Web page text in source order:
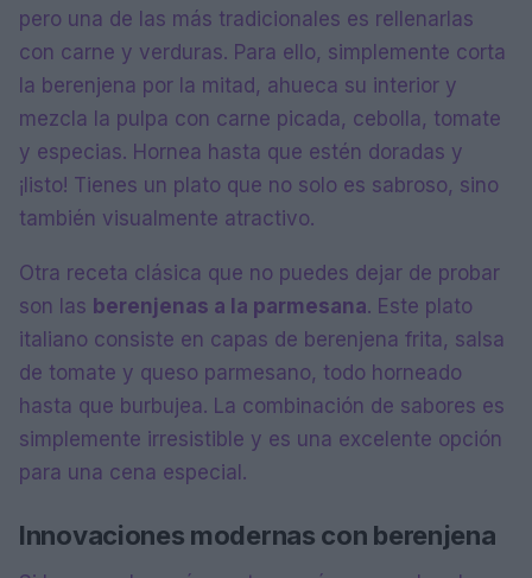
pero una de las más tradicionales es rellenarlas
con carne y verduras. Para ello, simplemente corta
la berenjena por la mitad, ahueca su interior y
mezcla la pulpa con carne picada, cebolla, tomate
y especias. Hornea hasta que estén doradas y
¡listo! Tienes un plato que no solo es sabroso, sino
también visualmente atractivo.
Otra receta clásica que no puedes dejar de probar
son las berenjenas a la parmesana. Este plato
italiano consiste en capas de berenjena frita, salsa
de tomate y queso parmesano, todo horneado
hasta que burbujea. La combinación de sabores es
simplemente irresistible y es una excelente opción
para una cena especial.
Innovaciones modernas con berenjena